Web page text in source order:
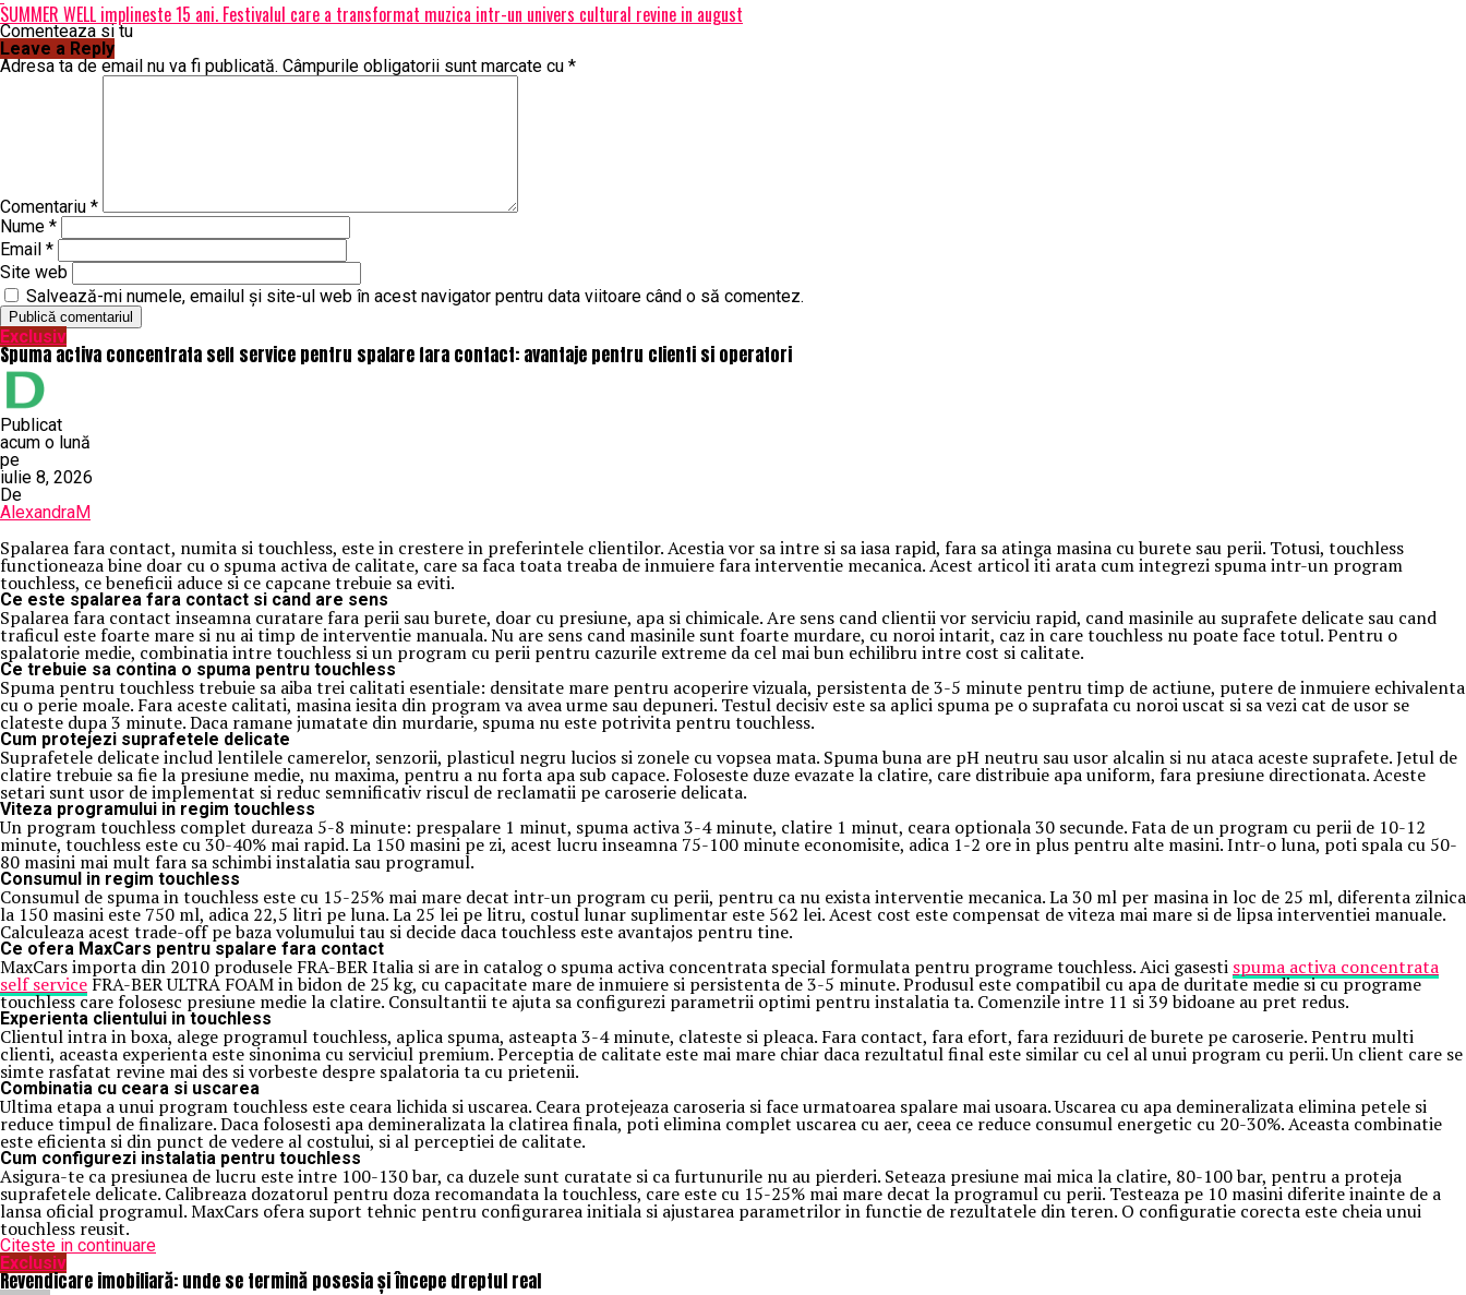
SUMMER WELL implineste 15 ani. Festivalul care a transformat muzica intr-un univers cultural revine in august
Comenteaza si tu
Leave a Reply
Adresa ta de email nu va fi publicată. Câmpurile obligatorii sunt marcate cu *
Comentariu *
Nume *
Email *
Site web
Salvează-mi numele, emailul și site-ul web în acest navigator pentru data viitoare când o să comentez.
Exclusiv
Spuma activa concentrata self service pentru spalare fara contact: avantaje pentru clienti si operatori
Publicat
acum o lună
pe
iulie 8, 2026
De
AlexandraM
Spalarea fara contact, numita si touchless, este in crestere in preferintele clientilor. Acestia vor sa intre si sa iasa rapid, fara sa atinga masina cu burete sau perii. Totusi, touchless
functioneaza bine doar cu o spuma activa de calitate, care sa faca toata treaba de inmuiere fara interventie mecanica. Acest articol iti arata cum integrezi spuma intr-un program
touchless, ce beneficii aduce si ce capcane trebuie sa eviti.
Ce este spalarea fara contact si cand are sens
Spalarea fara contact inseamna curatare fara perii sau burete, doar cu presiune, apa si chimicale. Are sens cand clientii vor serviciu rapid, cand masinile au suprafete delicate sau cand
traficul este foarte mare si nu ai timp de interventie manuala. Nu are sens cand masinile sunt foarte murdare, cu noroi intarit, caz in care touchless nu poate face totul. Pentru o
spalatorie medie, combinatia intre touchless si un program cu perii pentru cazurile extreme da cel mai bun echilibru intre cost si calitate.
Ce trebuie sa contina o spuma pentru touchless
Spuma pentru touchless trebuie sa aiba trei calitati esentiale: densitate mare pentru acoperire vizuala, persistenta de 3-5 minute pentru timp de actiune, putere de inmuiere echivalenta
cu o perie moale. Fara aceste calitati, masina iesita din program va avea urme sau depuneri. Testul decisiv este sa aplici spuma pe o suprafata cu noroi uscat si sa vezi cat de usor se
clateste dupa 3 minute. Daca ramane jumatate din murdarie, spuma nu este potrivita pentru touchless.
Cum protejezi suprafetele delicate
Suprafetele delicate includ lentilele camerelor, senzorii, plasticul negru lucios si zonele cu vopsea mata. Spuma buna are pH neutru sau usor alcalin si nu ataca aceste suprafete. Jetul de
clatire trebuie sa fie la presiune medie, nu maxima, pentru a nu forta apa sub capace. Foloseste duze evazate la clatire, care distribuie apa uniform, fara presiune directionata. Aceste
setari sunt usor de implementat si reduc semnificativ riscul de reclamatii pe caroserie delicata.
Viteza programului in regim touchless
Un program touchless complet dureaza 5-8 minute: prespalare 1 minut, spuma activa 3-4 minute, clatire 1 minut, ceara optionala 30 secunde. Fata de un program cu perii de 10-12
minute, touchless este cu 30-40% mai rapid. La 150 masini pe zi, acest lucru inseamna 75-100 minute economisite, adica 1-2 ore in plus pentru alte masini. Intr-o luna, poti spala cu 50-
80 masini mai mult fara sa schimbi instalatia sau programul.
Consumul in regim touchless
Consumul de spuma in touchless este cu 15-25% mai mare decat intr-un program cu perii, pentru ca nu exista interventie mecanica. La 30 ml per masina in loc de 25 ml, diferenta zilnica
la 150 masini este 750 ml, adica 22,5 litri pe luna. La 25 lei pe litru, costul lunar suplimentar este 562 lei. Acest cost este compensat de viteza mai mare si de lipsa interventiei manuale.
Calculeaza acest trade-off pe baza volumului tau si decide daca touchless este avantajos pentru tine.
Ce ofera MaxCars pentru spalare fara contact
MaxCars importa din 2010 produsele FRA-BER Italia si are in catalog o spuma activa concentrata special formulata pentru programe touchless. Aici gasesti spuma activa concentrata
self service FRA-BER ULTRA FOAM in bidon de 25 kg, cu capacitate mare de inmuiere si persistenta de 3-5 minute. Produsul este compatibil cu apa de duritate medie si cu programe
touchless care folosesc presiune medie la clatire. Consultantii te ajuta sa configurezi parametrii optimi pentru instalatia ta. Comenzile intre 11 si 39 bidoane au pret redus.
Experienta clientului in touchless
Clientul intra in boxa, alege programul touchless, aplica spuma, asteapta 3-4 minute, clateste si pleaca. Fara contact, fara efort, fara reziduuri de burete pe caroserie. Pentru multi
clienti, aceasta experienta este sinonima cu serviciul premium. Perceptia de calitate este mai mare chiar daca rezultatul final este similar cu cel al unui program cu perii. Un client care se
simte rasfatat revine mai des si vorbeste despre spalatoria ta cu prietenii.
Combinatia cu ceara si uscarea
Ultima etapa a unui program touchless este ceara lichida si uscarea. Ceara protejeaza caroseria si face urmatoarea spalare mai usoara. Uscarea cu apa demineralizata elimina petele si
reduce timpul de finalizare. Daca folosesti apa demineralizata la clatirea finala, poti elimina complet uscarea cu aer, ceea ce reduce consumul energetic cu 20-30%. Aceasta combinatie
este eficienta si din punct de vedere al costului, si al perceptiei de calitate.
Cum configurezi instalatia pentru touchless
Asigura-te ca presiunea de lucru este intre 100-130 bar, ca duzele sunt curatate si ca furtunurile nu au pierderi. Seteaza presiune mai mica la clatire, 80-100 bar, pentru a proteja
suprafetele delicate. Calibreaza dozatorul pentru doza recomandata la touchless, care este cu 15-25% mai mare decat la programul cu perii. Testeaza pe 10 masini diferite inainte de a
lansa oficial programul. MaxCars ofera suport tehnic pentru configurarea initiala si ajustarea parametrilor in functie de rezultatele din teren. O configuratie corecta este cheia unui
touchless reusit.
Citeste in continuare
Exclusiv
Revendicare imobiliară: unde se termină posesia și începe dreptul real